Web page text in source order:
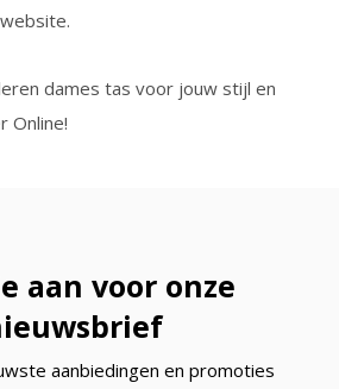
dames tas voor jouw stijl en
Online!
aan voor onze
aanbiedingen en promoties